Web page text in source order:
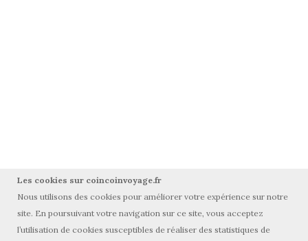
Les cookies sur coincoinvoyage.fr
Nous utilisons des cookies pour améliorer votre expérience sur notre
site. En poursuivant votre navigation sur ce site, vous acceptez
l’utilisation de cookies susceptibles de réaliser des statistiques de